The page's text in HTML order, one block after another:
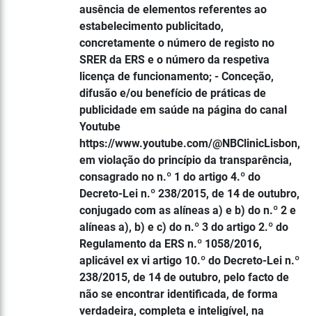
ausência de elementos referentes ao
estabelecimento publicitado,
concretamente o número de registo no
SRER da ERS e o número da respetiva
licença de funcionamento; - Conceção,
difusão e/ou benefício de práticas de
publicidade em saúde na página do canal
Youtube
https://www.youtube.com/@NBClinicLisbon,
em violação do princípio da transparência,
consagrado no n.º 1 do artigo 4.º do
Decreto-Lei n.º 238/2015, de 14 de outubro,
conjugado com as alíneas a) e b) do n.º 2 e
alíneas a), b) e c) do n.º 3 do artigo 2.º do
Regulamento da ERS n.º 1058/2016,
aplicável ex vi artigo 10.º do Decreto-Lei n.º
238/2015, de 14 de outubro, pelo facto de
não se encontrar identificada, de forma
verdadeira, completa e inteligível, na